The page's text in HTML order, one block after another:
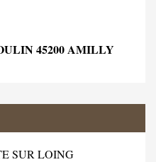
45200 AMILLY
SUR LOING